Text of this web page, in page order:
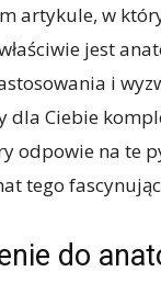
artykule, w
jest
i
dla Ciebie
odpowie na te
tego
do